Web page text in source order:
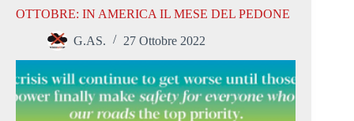
OTTOBRE: IN AMERICA IL MESE DEL PEDONE
G.AS. 27 Ottobre 2022